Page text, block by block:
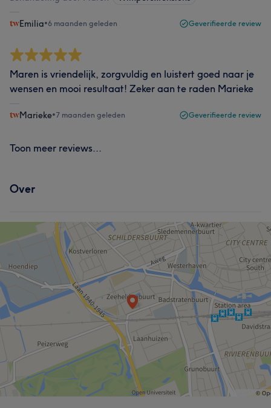
Emilia•6 maanden geleden Geverifieerde review
Maren is vriendelijk, zorgvuldig en luistert goed naar je
wensen en mooi resultaat! Zeker aan te raden Marieke
Marieke•7 maanden geleden Geverifieerde review
Toon meer reviews...
Over